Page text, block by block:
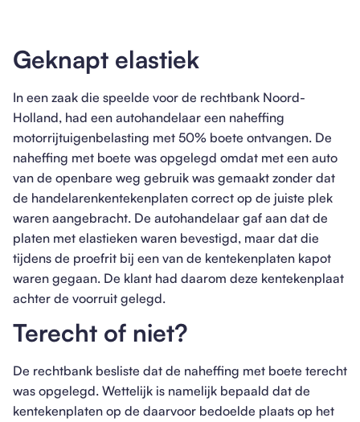
Geknapt elastiek
In een zaak die speelde voor de rechtbank Noord-
Holland, had een autohandelaar een naheffing
motorrijtuigenbelasting met 50% boete ontvangen. De
naheffing met boete was opgelegd omdat met een auto
van de openbare weg gebruik was gemaakt zonder dat
de handelarenkentekenplaten correct op de juiste plek
waren aangebracht. De autohandelaar gaf aan dat de
platen met elastieken waren bevestigd, maar dat die
tijdens de proefrit bij een van de kentekenplaten kapot
waren gegaan. De klant had daarom deze kentekenplaat
achter de voorruit gelegd.
Terecht of niet?
De rechtbank besliste dat de naheffing met boete terecht
was opgelegd. Wettelijk is namelijk bepaald dat de
kentekenplaten op de daarvoor bedoelde plaats op het